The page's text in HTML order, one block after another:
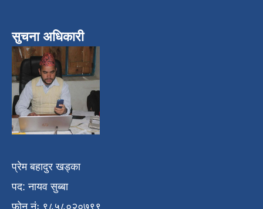
सुचना अधिकारी
प्रेम बहादुर खड्का
पद: नायव सुब्बा